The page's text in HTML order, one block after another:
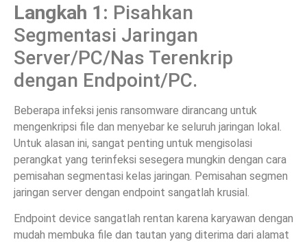
Langkah 1: Pisahkan
Segmentasi Jaringan
Server/PC/Nas Terenkrip
dengan Endpoint/PC.
Beberapa infeksi jenis ransomware dirancang untuk
mengenkripsi file dan menyebar ke seluruh jaringan lokal.
Untuk alasan ini, sangat penting untuk mengisolasi
perangkat yang terinfeksi sesegera mungkin dengan cara
pemisahan segmentasi kelas jaringan. Pemisahan segmen
jaringan server dengan endpoint sangatlah krusial.
Endpoint device sangatlah rentan karena karyawan dengan
mudah membuka file dan tautan yang diterima dari alamat